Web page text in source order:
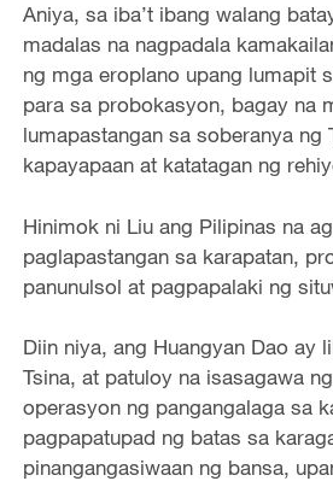
Aniya, sa iba’t ibang walang
madalas na nagpadala
ng mga eroplano upang lumapit
para sa probokasyon, bagay na
lumapastangan sa soberanya ng
kapayapaan at katatagan ng
Hinimok ni Liu ang Pilipinas na
paglapastangan sa karapatan,
panunulsol at pagpapalaki ng
Diin niya, ang Huangyan Dao ay
Tsina, at patuloy na isasagawa
operasyon ng pangangalaga sa
pagpapatupad ng batas sa
pinangangasiwaan ng bansa,